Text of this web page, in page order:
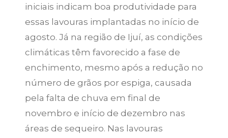
iniciais indicam boa produtividade para
essas lavouras implantadas no início de
agosto. Já na região de Ijuí, as condições
climáticas têm favorecido a fase de
enchimento, mesmo após a redução no
número de grãos por espiga, causada
pela falta de chuva em final de
novembro e início de dezembro nas
áreas de sequeiro. Nas lavouras